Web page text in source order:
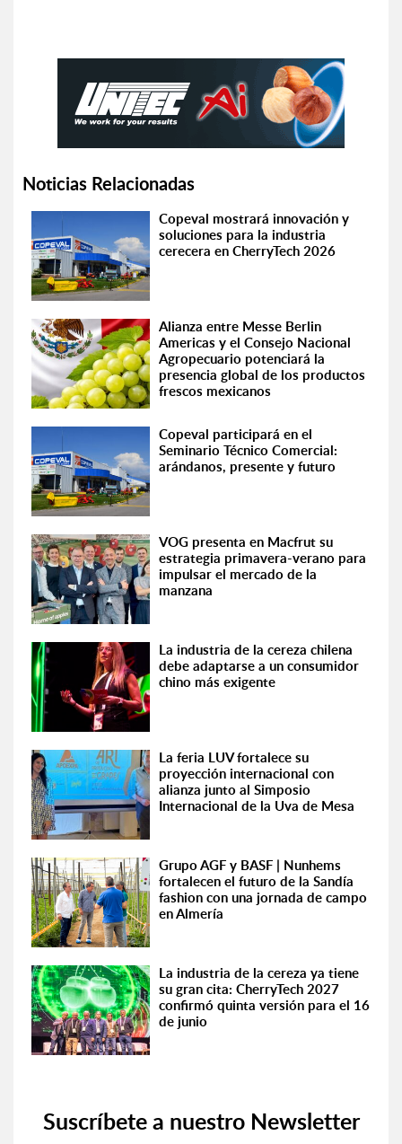
Noticias Relacionadas
Copeval mostrará innovación y
soluciones para la industria
cerecera en CherryTech 2026
Alianza entre Messe Berlin
Americas y el Consejo Nacional
Agropecuario potenciará la
presencia global de los productos
frescos mexicanos
Copeval participará en el
Seminario Técnico Comercial:
arándanos, presente y futuro
VOG presenta en Macfrut su
estrategia primavera-verano para
impulsar el mercado de la
manzana
La industria de la cereza chilena
debe adaptarse a un consumidor
chino más exigente
La feria LUV fortalece su
proyección internacional con
alianza junto al Simposio
Internacional de la Uva de Mesa
Grupo AGF y BASF | Nunhems
fortalecen el futuro de la Sandía
fashion con una jornada de campo
en Almería
La industria de la cereza ya tiene
su gran cita: CherryTech 2027
confirmó quinta versión para el 16
de junio
Suscríbete a nuestro Newsletter